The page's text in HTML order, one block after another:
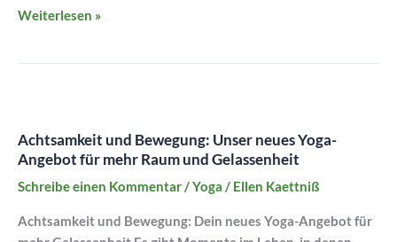
Weiterlesen »
Achtsamkeit und Bewegung: Unser neues Yoga-
Angebot für mehr Raum und Gelassenheit
Schreibe einen Kommentar/Yoga / Ellen Kaettniß
Achtsamkeit und Bewegung: Dein neues Yoga-Angebot für
Bewegung:
Unser
neues
Angebot